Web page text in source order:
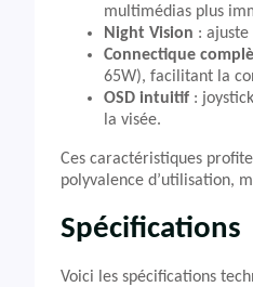
multimédias plus
Night Vision : ajuste
Connectique
65W), facilitant la
OSD intuitif :
la visée.
Ces caractéristiques
polyvalence d’utilisation,
Spécifications
Voici les spécifications